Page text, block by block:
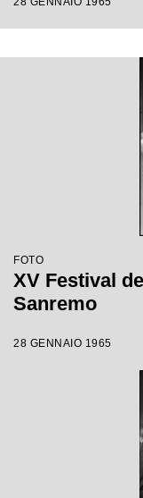
FOTO
XV Festival
Sanremo
28 GENNAIO 1965